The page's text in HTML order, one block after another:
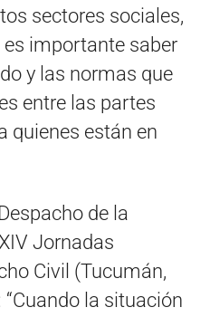
sectores sociales,
importante saber
y las normas que
entre las partes
quienes están en
de la
Jornadas
Civil (Tucumán,
la situación